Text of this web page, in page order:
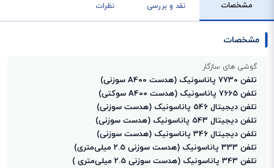
مشخصات نقد و بررسی نظرات
مشخصات
گوشی های سازگار
تلفن 7730 پاناسونیک (هدست A400 سوزنی)
تلفن 7665 پاناسونیک (هدست A400 سوکتی)
تلفن دیجیتال 546 پاناسونیک (هدست سوزنی)
تلفن دیجیتال 543 پاناسونیک (هدست سوزنی)
تلفن دیجیتال 346 پاناسونیک (هدست سوزنی)
تلفن 333 پاناسونیک (هدست سوزنی 2.5 میلی‌متری)
تلفن 343 پاناسونیک (هدست سوزنی 2.5 میلی‌متری )